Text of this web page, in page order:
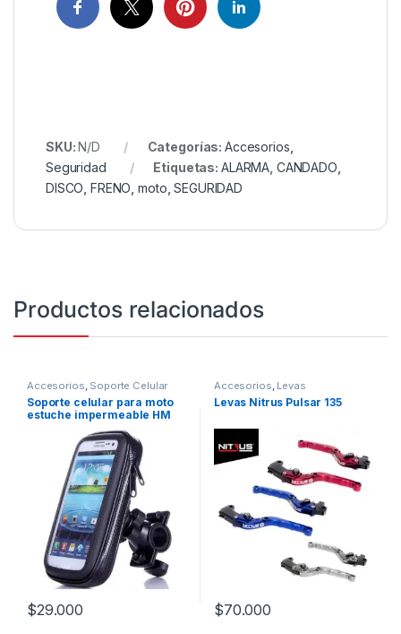
SKU:N/D Categorías: Accesorios
Seguridad
Etiquetas: ALARMA CANDADO
DISCO ,FRENO ,moto ,SEGURIDAD
Productos relacionados
Accesorios Soporte Celular
Soporte celular para moto
estuche impermeable HM
$29.000
Accesorios Levas
Levas Nitrus Pulsar 135
$70.000